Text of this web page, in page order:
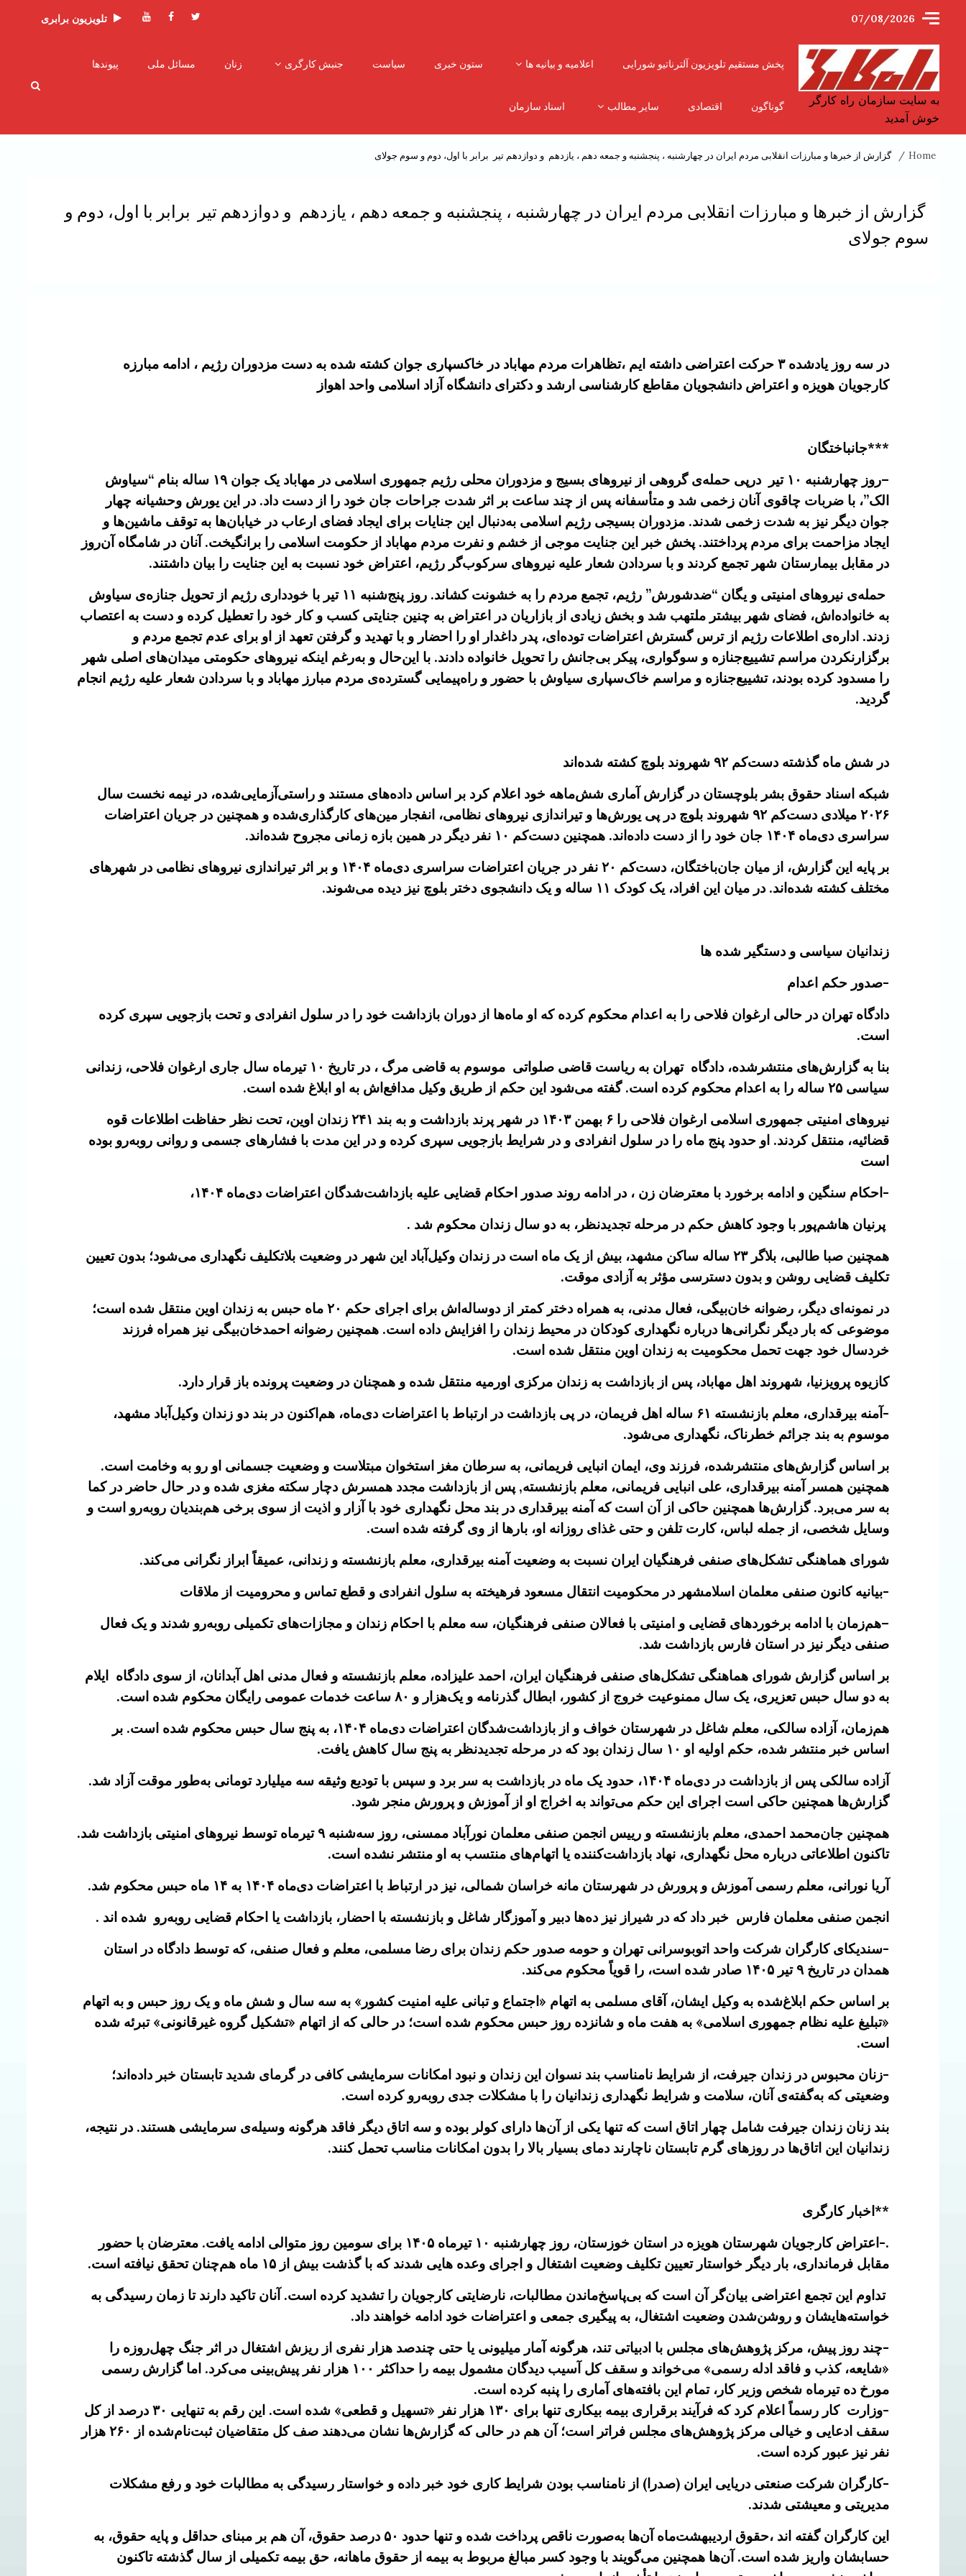
07/08/2026 توئیترفیسبوکیوتیوب تلویزیون برابری
به سایت سازمان راه کارگر
خوش آمدید
پخش مستقیم تلویزیون آلترناتیو شورایی اعلامیه و بیانیه ها ستون خبری سیاست جنبش کارگری زنان مسائل ملی پیوندها
گوناگون اقتصادی سایر مطالب اسناد سازمان
Home گزارش از خبرها و مبارزات انقلابی مردم ایران در چهارشنبه ، پنجشنبه و جمعه دهم ، یازدهم و‌ دوازدهم‌ تیر برابر با اول، دوم و سوم جولای
گزارش از خبرها و مبارزات انقلابی مردم ایران در چهارشنبه ، پنجشنبه و جمعه دهم ، یازدهم و‌ دوازدهم‌ تیر برابر با اول، دوم و
سوم جولای
در سه روز یادشده ۳ حرکت اعتراضی داشته ایم ،تظاهرات مردم مهاباد در خاکسپاری جوان کشته شده به دست مزدوران رژیم ، ادامه مبارزه
کارجویان هویزه و اعتراض دانشجویان مقاطع کارشناسی ارشد و دکترای دانشگاه آزاد اسلامی واحد اهواز
***جانباختگان
–
روز چهارشنبه ۱۰ تیر درپی حمله‌ی گروهی از نیروهای بسیج و مزدوران محلی رژیم جمهوری اسلامی در مهاباد یک جوان ۱۹ ساله بنام “سیاوش
الک”، با ضربات چاقوی آنان زخمی شد و متأسفانه پس از چند ساعت بر اثر شدت جراحات جان خود را از دست داد. در این یورش وحشیانه چهار
جوان دیگر نیز به‌ شدت زخمی شدند. مزدوران بسیجی رژیم اسلامی به‌دنبال این جنایات برای ایجاد فضای ارعاب در خیابان‌ها به توقف ماشين‌ها و
ایجاد مزاحمت برای مردم پرداختند. پخش خبر این جنایت موجی از خشم و نفرت مردم مهاباد از حکومت اسلامی را برانگیخت. آنان در شامگاه آن‌روز
در مقابل بیمارستان شهر تجمع کردند و با سردادن شعار علیه نیروهای سرکوب‌گر رژیم، اعتراض خود نسبت به این جنایت را بیان داشتند.
حمله‌ی نیروهای امنیتی و یگان “ضدشورش” رژیم، تجمع مردم را به خشونت کشاند. روز پنج‌شنبه ۱۱ تیر با خودداری رژیم از تحویل جنازه‌ی سیاوش
به خانواده‌اش، فضای شهر بیشتر ملتهب شد و بخش زیادی از بازاریان در اعتراض به چنین جنایتی کسب و کار خود را تعطیل کرده و دست به اعتصاب
زدند. اداره‌ی اطلاعات رژیم از ترس گسترش اعتراضات توده‌ای، پدر داغدار او را احضار و با تهدید و گرفتن تعهد از او برای عدم تجمع مردم و
برگزارنکردن مراسم تشييع‌جنازه و سوگواری، پیکر بی‌جانش را تحویل خانواده دادند. با اين‌حال و به‌رغم اینکه نیروهای حکومتی میدان‌های اصلی شهر
را مسدود کرده بودند، تشييع‌جنازه و مراسم خاک‌سپاری سیاوش با حضور و راه‌پیمایی گسترده‌ی مردم مبارز مهاباد و با سردادن شعار علیه رژیم انجام
گردید.
در شش ماه گذشته دست‌کم ۹۲ شهروند بلوچ کشته شده‌اند
شبکه اسناد حقوق بشر بلوچستان در گزارش آماری شش‌ماهه خود اعلام کرد بر اساس داده‌های مستند و راستی‌آزمایی‌شده، در نیمه نخست سال
۲۰۲۶ میلادی دست‌کم ۹۲ شهروند بلوچ در پی یورش‌ها و تیراندازی نیروهای نظامی، انفجار مین‌های کارگذاری‌شده و همچنین در جریان اعتراضات
سراسری دی‌ماه ۱۴۰۴ جان خود را از دست داده‌اند. همچنین دست‌کم ۱۰ نفر دیگر در همین بازه زمانی مجروح شده‌اند.
بر پایه این گزارش، از میان جان‌باختگان، دست‌کم ۲۰ نفر در جریان اعتراضات سراسری دی‌ماه ۱۴۰۴ و بر اثر تیراندازی نیروهای نظامی در شهرهای
مختلف کشته شده‌اند. در میان این افراد، یک کودک ۱۱ ساله و یک دانشجوی دختر بلوچ نیز دیده می‌شوند.
زندانیان سیاسی و دستگیر شده ها
-صدور حکم اعدام
دادگاه تهران در حالی ارغوان فلاحی را به اعدام محکوم کرده که او ماه‌ها از دوران بازداشت خود را در سلول انفرادی و تحت بازجویی سپری کرده
است.
بنا به گزارش‌های منتشرشده، دادگاه تهران به ریاست قاضی صلواتی موسوم به قاضی مرگ ، در تاریخ ۱۰ تیرماه سال جاری ارغوان فلاحی، زندانی
سیاسی ۲۵ ساله را به اعدام محکوم کرده است. گفته می‌شود این حکم از طریق وکیل مدافع‌اش به او ابلاغ شده است.
نیروهای امنیتی جمهوری اسلامی ارغوان فلاحی را ۶ بهمن ۱۴۰۳ در شهر پرند بازداشت و به بند ۲۴۱ زندان اوین، تحت نظر حفاظت اطلاعات قوه
قضائیه، منتقل کردند. او حدود پنج ماه را در سلول انفرادی و در شرایط بازجویی سپری کرده و در این مدت با فشارهای جسمی و روانی روبه‌رو بوده
است
-احکام سنگین و ادامه برخورد با معترضان زن ، در ادامه روند صدور احکام قضایی علیه بازداشت‌شدگان اعتراضات دی‌ماه ۱۴۰۴،
پرنیان هاشم‌پور با وجود کاهش حکم در مرحله تجدیدنظر، به دو سال زندان محکوم شد .
همچنین صبا طالبی، بلاگر ۲۳ ساله ساکن مشهد، بیش از یک ماه است در زندان وکیل‌آباد این شهر در وضعیت بلاتکلیف نگهداری می‌شود؛ بدون تعیین
تکلیف قضایی روشن و بدون دسترسی مؤثر به آزادی موقت.
در نمونه‌ای دیگر، رضوانه خان‌بیگی، فعال مدنی، به همراه دختر کمتر از دوساله‌اش برای اجرای حکم ۲۰ ماه حبس به زندان اوین منتقل شده است؛
موضوعی که بار دیگر نگرانی‌ها درباره نگهداری کودکان در محیط زندان را افزایش داده است. همچنین رضوانه احمدخان‌بیگی نیز همراه فرزند
خردسال خود جهت تحمل محکومیت به زندان اوین منتقل شده است.
کازیوه پرویزنیا، شهروند اهل مهاباد، پس از بازداشت به زندان مرکزی اورمیه منتقل شده و همچنان در وضعیت پرونده باز قرار دارد.
-آمنه بیرقداری، معلم بازنشسته ۶۱ ساله اهل فریمان، در پی بازداشت در ارتباط با اعتراضات دی‌ماه، هم‌اکنون در بند دو زندان وکیل‌آباد مشهد،
موسوم به بند جرائم خطرناک، نگهداری می‌شود.
بر اساس گزارش‌های منتشرشده، فرزند وی، ایمان انبایی فریمانی، به سرطان مغز استخوان مبتلاست و وضعیت جسمانی او رو به وخامت است.
همچنین همسر آمنه بیرقداری، علی انبایی فریمانی، معلم بازنشسته, پس از بازداشت مجدد همسرش دچار سکته مغزی شده و در حال حاضر در کما
به سر می‌برد. گزارش‌ها همچنین حاکی از آن است که آمنه بیرقداری در بند محل نگهداری خود با آزار و اذیت از سوی برخی هم‌بندیان روبه‌رو است و
وسایل شخصی، از جمله لباس، کارت تلفن و حتی غذای روزانه او، بارها از وی گرفته شده است.
شورای هماهنگی تشکل‌های صنفی فرهنگیان ایران نسبت به وضعیت آمنه بیرقداری، معلم بازنشسته و زندانی، عمیقاً ابراز نگرانی می‌کند.
-بیانیه کانون صنفی معلمان اسلامشهر در محکومیت انتقال مسعود فرهیخته به سلول انفرادی و قطع تماس و محرومیت از ملاقات
–هم‌زمان با ادامه برخوردهای قضایی و امنیتی با فعالان صنفی فرهنگیان، سه معلم با احکام زندان و مجازات‌های تکمیلی روبه‌رو شدند و یک فعال
صنفی دیگر نیز در استان فارس بازداشت شد.
بر اساس گزارش شورای هماهنگی تشکل‌های صنفی فرهنگیان ایران، احمد علیزاده، معلم بازنشسته و فعال مدنی اهل آبدانان، از سوی دادگاه ایلام
به دو سال حبس تعزیری، یک سال ممنوعیت خروج از کشور، ابطال گذرنامه و یک‌هزار و ۸۰ ساعت خدمات عمومی رایگان محکوم شده است.
هم‌زمان، آزاده سالکی، معلم شاغل در شهرستان خواف و از بازداشت‌شدگان اعتراضات دی‌ماه ۱۴۰۴، به پنج سال حبس محکوم شده است. بر
اساس خبر منتشر شده، حکم اولیه او ۱۰ سال زندان بود که در مرحله تجدیدنظر به پنج سال کاهش یافت.
آزاده سالکی پس از بازداشت در دی‌ماه ۱۴۰۴، حدود یک ماه در بازداشت به سر برد و سپس با تودیع وثیقه سه میلیارد تومانی به‌طور موقت آزاد شد.
گزارش‌ها همچنین حاکی است اجرای این حکم می‌تواند به اخراج او از آموزش و پرورش منجر شود.
همچنین جان‌محمد احمدی، معلم بازنشسته و رییس انجمن صنفی معلمان نورآباد ممسنی، روز سه‌شنبه ۹ تیرماه توسط نیروهای امنیتی بازداشت شد.
تاکنون اطلاعاتی درباره محل نگهداری، نهاد بازداشت‌کننده یا اتهام‌های منتسب به او منتشر نشده است.
آریا نورانی، معلم رسمی آموزش و پرورش در شهرستان مانه خراسان شمالی، نیز در ارتباط با اعتراضات دی‌ماه ۱۴۰۴ به ۱۴ ماه حبس محکوم شد.
انجمن صنفی معلمان فارس خبر داد که در شیراز نیز ده‌ها دبیر و آموزگار شاغل و بازنشسته با احضار، بازداشت یا احکام قضایی روبه‌رو شده اند .
-سندیکای کارگران شرکت واحد اتوبوسرانی تهران و حومه صدور حکم زندان برای رضا مسلمی، معلم و فعال صنفی، که توسط دادگاه در استان
همدان در تاریخ ۹ تیر ۱۴۰۵ صادر شده است، را قویاً محکوم می‌کند.
بر اساس حکم ابلاغ‌شده به وکیل ایشان، آقای مسلمی به اتهام «اجتماع و تبانی علیه امنیت کشور» به سه سال و شش ماه و یک روز حبس و به اتهام
«تبلیغ علیه نظام جمهوری اسلامی» به هفت ماه و شانزده روز حبس محکوم شده است؛ در حالی که از اتهام «تشکیل گروه غیرقانونی» تبرئه شده
است.
-زنان محبوس در زندان جیرفت، از شرایط نامناسب بند نسوان این زندان و نبود امکانات سرمایشی کافی در گرمای شدید تابستان خبر داده‌اند؛
وضعیتی که به‌گفته‌ی آنان، سلامت و شرایط نگهداری زندانیان را با مشکلات جدی روبه‌رو کرده است.
بند زنان زندان جیرفت شامل چهار اتاق است که تنها یکی از آن‌ها دارای کولر بوده و سه اتاق دیگر فاقد هرگونه وسیله‌ی سرمایشی هستند. در نتیجه،
زندانیان این اتاق‌ها در روزهای گرم تابستان ناچارند دمای بسیار بالا را بدون امکانات مناسب تحمل کنند.
**اخبار کارگری
.-اعتراض کارجویان شهرستان هویزه در استان خوزستان، روز چهارشنبه ۱۰ تیرماه ۱۴۰۵ برای سومین روز متوالی ادامه یافت. معترضان با حضور
مقابل فرمانداری، بار دیگر خواستار تعیین تکلیف وضعیت اشتغال و اجرای وعده هایی شدند که با گذشت بیش از ۱۵ ماه هم‌چنان تحقق نیافته است.
تداوم این تجمع اعتراضی بیان‌گر آن است که بی‌پاسخ‌ماندن مطالبات، نارضایتی کارجویان را تشدید کرده است. آنان تاکید دارند تا زمان رسیدگی به
خواسته‌هایشان و روشن‌شدن وضعیت اشتغال، به پیگیری جمعی و اعتراضات خود ادامه خواهند داد.
-چند روز پیش، مرکز پژوهش‌های مجلس با ادبیاتی تند، هرگونه آمار میلیونی یا حتی چندصد هزار نفری از ریزش اشتغال در اثر جنگ چهل‌روزه را
«شایعه، کذب و فاقد ادله رسمی» می‌خواند و سقف کل آسیب دیدگان مشمول بیمه را حداکثر ۱۰۰ هزار نفر پیش‌بینی می‌کرد. اما گزارش رسمی
مورخ ده تیرماه شخص وزیر کار، تمام این بافته‌های آماری را پنبه کرده است.
-وزارت کار رسماً اعلام کرد که فرآیند برقراری بیمه بیکاری تنها برای ۱۳۰ هزار نفر «تسهیل و قطعی» شده است. این رقم به تنهایی ۳۰ درصد از کل
سقف ادعایی و خیالی مرکز پژوهش‌های مجلس فراتر است؛ آن هم در حالی که گزارش‌ها نشان می‌دهند صف کل متقاضیان ثبت‌نام‌شده از ۲۶۰ هزار
نفر نیز عبور کرده است.
-کارگران شرکت صنعتی دریایی ایران (صدرا) از نامناسب بودن شرایط کاری خود خبر داده و خواستار رسیدگی به مطالبات خود و رفع مشکلات
مدیریتی و معیشتی شدند.
این کارگران گفته اند ،حقوق اردیبهشت‌ماه آن‌ها به‌صورت ناقص پرداخت شده و تنها حدود ۵۰ درصد حقوق، آن هم بر مبنای حداقل و پایه حقوق، به
حسابشان واریز شده است. آن‌ها همچنین می‌گویند با وجود کسر مبالغ مربوط به بیمه از حقوق ماهانه، حق بیمه تکمیلی از سال گذشته تاکنون